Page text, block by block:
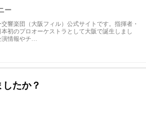
ー
響楽団（大阪フィル）公式サイトです。指揮者・
初のプロオーケストラとして大阪で誕生しまし
情報やチ…
たか？